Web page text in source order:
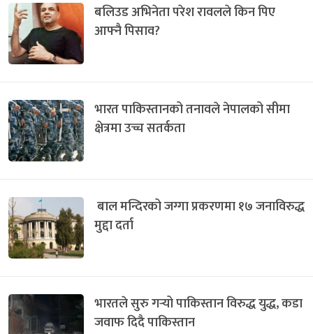
बलिउड अभिनेता परेश रावलले किन पिए
आफ्नै पिसाव?
भारत पाकिस्तानको तनावले नेपालको सीमा
क्षेत्रमा उच्च सतर्कता
बाल मन्दिरको जग्गा प्रकरणमा १७ जनाविरुद्ध
मुद्दा दर्ता
भारतले सुरु गर्‍यो पाकिस्तान विरुद्ध युद्ध, कडा
जवाफ दिदै पाकिस्तान